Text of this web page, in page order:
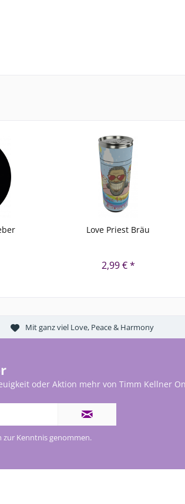
Love Priest Bräu
2,99 € *
Mit ganz viel Love, Peace & Harmony
oder Aktion mehr von Timm Kellner
zur Kenntnis genommen.